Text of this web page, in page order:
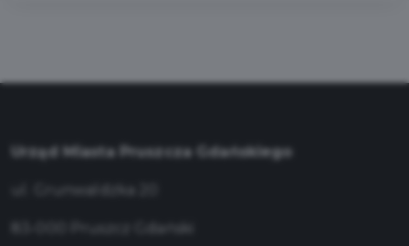
Urząd Miasta Pruszcza Gdańskiego